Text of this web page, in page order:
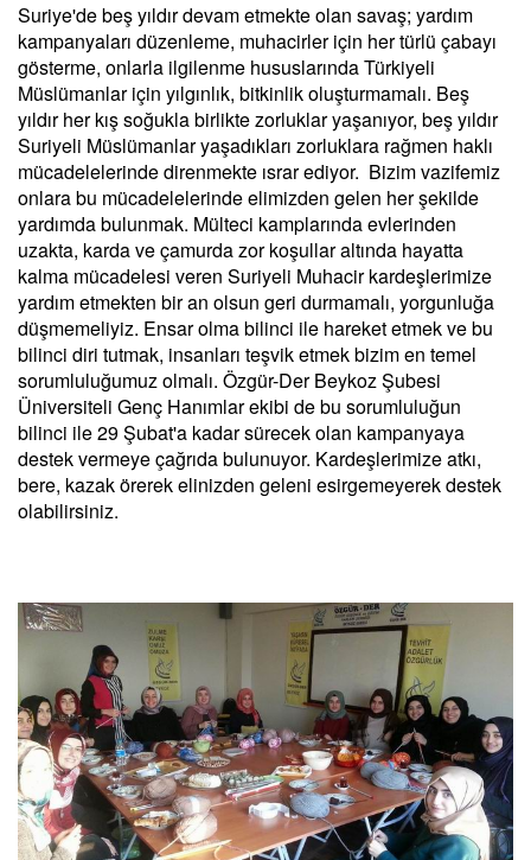
Suriye'de beş yıldır devam etmekte olan savaş; yardım
kampanyaları düzenleme, muhacirler için her türlü çabayı
gösterme, onlarla ilgilenme hususlarında Türkiyeli
Müslümanlar için yılgınlık, bitkinlik oluşturmamalı. Beş
yıldır her kış soğukla birlikte zorluklar yaşanıyor, beş yıldır
Suriyeli Müslümanlar yaşadıkları zorluklara rağmen haklı
mücadelelerinde direnmekte ısrar ediyor. Bizim vazifemiz
onlara bu mücadelelerinde elimizden gelen her şekilde
yardımda bulunmak. Mülteci kamplarında evlerinden
uzakta, karda ve çamurda zor koşullar altında hayatta
kalma mücadelesi veren Suriyeli Muhacir kardeşlerimize
yardım etmekten bir an olsun geri durmamalı, yorgunluğa
düşmemeliyiz. Ensar olma bilinci ile hareket etmek ve bu
bilinci diri tutmak, insanları teşvik etmek bizim en temel
sorumluluğumuz olmalı. Özgür-Der Beykoz Şubesi
Üniversiteli Genç Hanımlar ekibi de bu sorumluluğun
bilinci ile 29 Şubat'a kadar sürecek olan kampanyaya
destek vermeye çağrıda bulunuyor. Kardeşlerimize atkı,
bere, kazak örerek elinizden geleni esirgemeyerek destek
olabilirsiniz.